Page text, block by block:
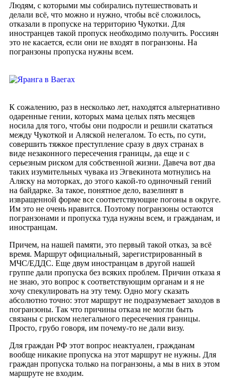
Людям, с которыми мы собирались путешествовать и
делали всё, что можно и нужно, чтобы всё сложилось,
отказали в пропуске на территорию Чукотки. Для
иностранцев такой пропуск необходимо получить. Россиян
это не касается, если они не входят в погранзоны. На
погранзоны пропуска нужны всем.
К сожалению, раз в несколько лет, находятся альтернативно
одаренные гении, которых мама целых пять месяцев
носила для того, чтобы они подросли и решили скататься
между Чукоткой и Аляской нелегалом. То есть, по сути,
совершить тяжкое преступление сразу в двух странах в
виде незаконного пересечения границы, да еще и с
серьезным риском для собственной жизни. Давеча вот два
таких изумительных чувака из Эгвекинота мотнулись на
Аляску на моторках, до этого какой-то одиночный гений
на байдарке. За такое, понятное дело, вазелинят в
извращенной форме все соответствующие погоны в округе.
Им это не очень нравится. Поэтому погранзоны остаются
погранзонами и пропуска туда нужны всем, и гражданам, и
иностранцам.
Причем, на нашей памяти, это первый такой отказ, за всё
время. Маршрут официальный, зарегистрированный в
МЧС/ЕДДС. Еще двум иностранцам в другой нашей
группе дали пропуска без всяких проблем. Причин отказа я
не знаю, это вопрос к соответствующим органам и я не
хочу спекулировать на эту тему. Одно могу сказать
абсолютно точно: этот маршрут не подразумевает заходов в
погранзоны. Так что причины отказа не могли быть
связаны с риском нелегального пересечения границы.
Просто, грубо говоря, им почему-то не дали визу.
Для граждан РФ этот вопрос неактуален, гражданам
вообще никакие пропуска на этот маршрут не нужны. Для
граждан пропуска только на погранзоны, а мы в них в этом
маршруте не входим.